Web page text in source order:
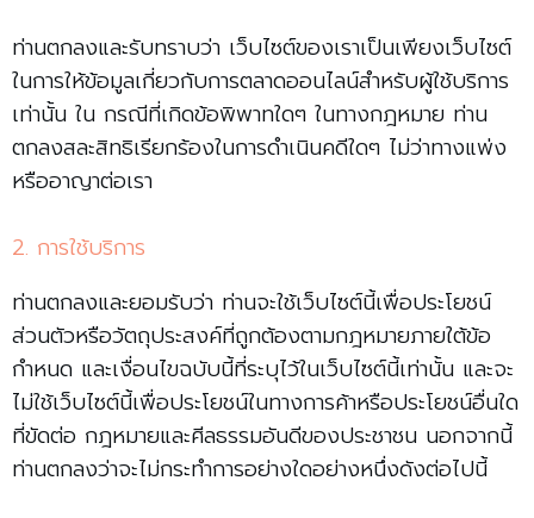
ท่านตกลงและรับทราบว่า เว็บไซต์ของเราเป็นเพียงเว็บไซต์
ในการให้ข้อมูลเกี่ยวกับการตลาดออนไลน์สำหรับผู้ใช้บริการ
เท่านั้น ใน กรณีที่เกิดข้อพิพาทใดๆ ในทางกฎหมาย ท่าน
ตกลงสละสิทธิเรียกร้องในการดำเนินคดีใดๆ ไม่ว่าทางแพ่ง
หรืออาญาต่อเรา
2. การใช้บริการ
ท่านตกลงและยอมรับว่า ท่านจะใช้เว็บไซต์นี้เพื่อประโยชน์
ส่วนตัวหรือวัตถุประสงค์ที่ถูกต้องตามกฎหมายภายใต้ข้อ
กำหนด และเงื่อนไขฉบับนี้ที่ระบุไว้ในเว็บไซต์นี้เท่านั้น และจะ
ไม่ใช้เว็บไซต์นี้เพื่อประโยชน์ในทางการค้าหรือประโยชน์อื่นใด
ที่ขัดต่อ กฎหมายและศีลธรรมอันดีของประชาชน นอกจากนี้
ท่านตกลงว่าจะไม่กระทำการอย่างใดอย่างหนึ่งดังต่อไปนี้